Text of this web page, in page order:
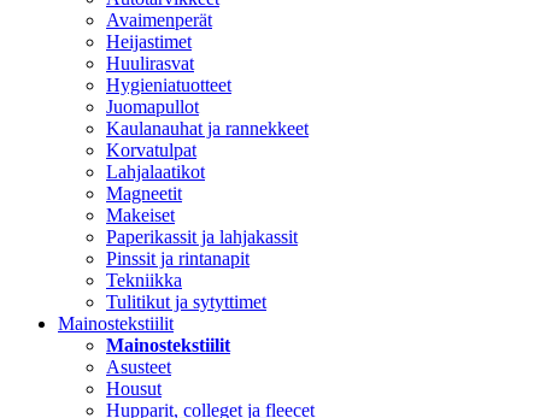
Avaimenperät
Heijastimet
Huulirasvat
Hygieniatuotteet
Juomapullot
Kaulanauhat ja rannekkeet
Korvatulpat
Lahjalaatikot
Magneetit
Makeiset
Paperikassit ja lahjakassit
Pinssit ja rintanapit
Tekniikka
Tulitikut ja sytyttimet
Mainostekstiilit
Mainostekstiilit
Asusteet
Housut
Hupparit, colleget ja fleecet